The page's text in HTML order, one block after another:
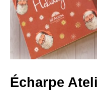
Écharpe